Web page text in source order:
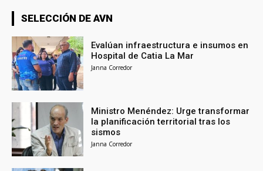
SELECCIÓN DE AVN
Evalúan infraestructura e insumos en
Hospital de Catia La Mar
Janna Corredor
Ministro Menéndez: Urge transformar
la planificación territorial tras los
sismos
Janna Corredor